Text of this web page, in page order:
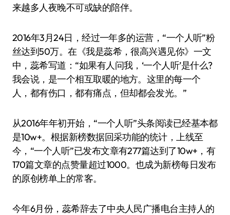
来越多人夜晚不可或缺的陪伴。
2016年3月24日，经过一年多的运营，“一个人听”粉
丝达到50万。在《我是蕊希，很高兴遇见你》一文
中，蕊希写道：“如果有人问我，‘一个人听’是什么?
我会说，是一个相互取暖的地方。这里的每一个
人，都有伤口，都有痛点，但却都会发光。”
从2016年年初开始，“一个人听”头条阅读已经基本都
是10w+。根据新榜数据回采功能的统计，上线至
今，“一个人听”已发布文章有277篇达到了10w+，有
170篇文章的点赞量超过1000。也成为新榜每日发布
的原创榜单上的常客。
今年6月份，蕊希辞去了中央人民广播电台主持人的